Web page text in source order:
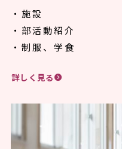
・施設
・部活動紹介
・制服、学食
詳しく見る